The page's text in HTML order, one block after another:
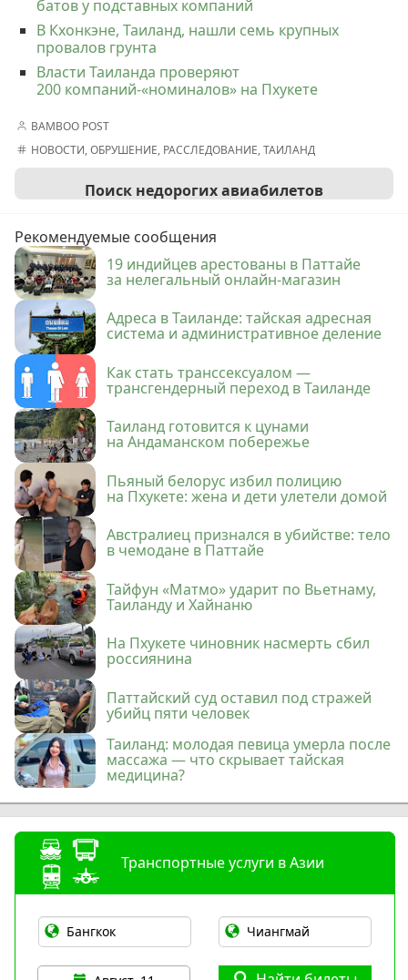
батов у подставных компаний
В Кхонкэне, Таиланд, нашли семь крупных
провалов грунта
Власти Таиланда проверяют
200 компаний-«номиналов» на Пхукете
BAMBOO POST
НОВОСТИ,ОБРУШЕНИЕ, РАССЛЕДОВАНИЕ,ТАИЛАНД
Поиск недорогих авиабилетов
Рекомендуемые сообщения
19 индийцев арестованы в Паттайе
за нелегальный онлайн-магазин
Адреса в Таиланде: тайская адресная
система и административное деление
Как стать транссексуалом —
трансгендерный переход в Таиланде
Таиланд готовится к цунами
на Андаманском побережье
Пьяный белорус избил полицию
на Пхукете: жена и дети улетели домой
Австралиец признался в убийстве: тело
в чемодане в Паттайе
Тайфун «Матмо» ударит по Вьетнаму,
Таиланду и Хайнаню
На Пхукете чиновник насмерть сбил
россиянина
Паттайский суд оставил под стражей
убийц пяти человек
Таиланд: молодая певица умерла после
массажа — что скрывает тайская
медицина?
Транспортные услуги в Азии